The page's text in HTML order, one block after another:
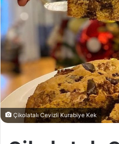
Çikolatalı Cevizli Kurabiye Kek